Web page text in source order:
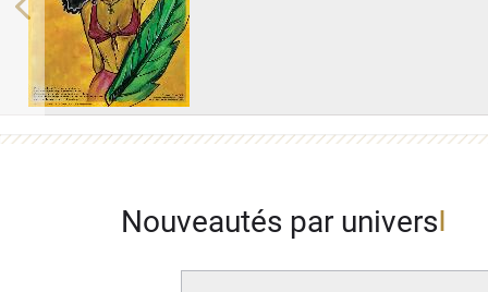
Previous
Nouveautés par univers